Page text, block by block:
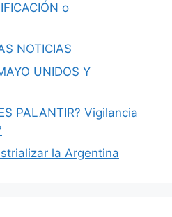
o
NOTICIAS
UNIDOS Y
PALANTIR? Vigilancia
la Argentina